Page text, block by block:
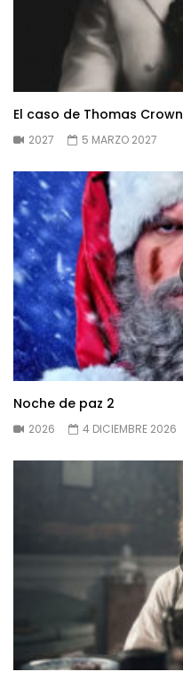
El caso de Thomas Crown
2027 5 MARZO 2027
Noche de paz 2
2026 4 DICIEMBRE 2026